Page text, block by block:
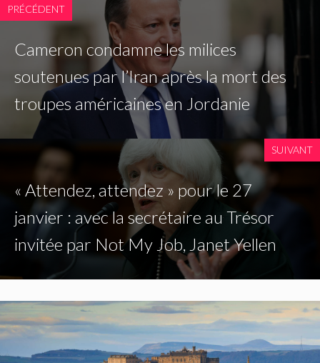
PRÉCÉDENT
Cameron condamne les milices
soutenues par l’Iran après la mort des
troupes américaines en Jordanie
SUIVANT
« Attendez, attendez » pour le 27
janvier : avec la secrétaire au Trésor
invitée par Not My Job, Janet Yellen